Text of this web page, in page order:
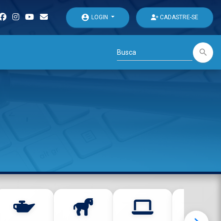
account_circle LOGIN CADASTRE-SE
search